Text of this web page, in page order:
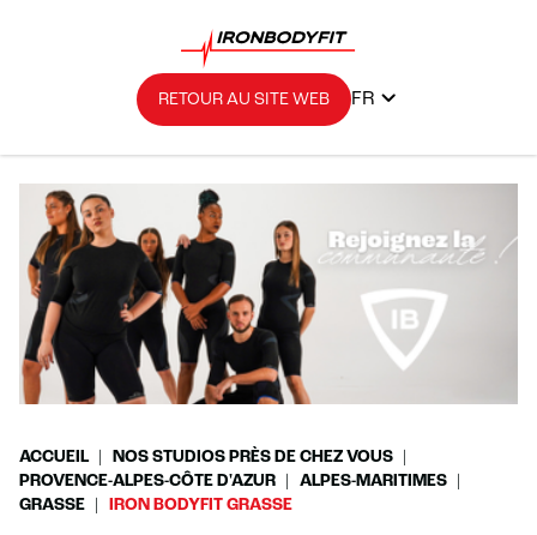
RETOUR AU SITE WEB FR
ACCUEIL
NOS STUDIOS PRÈS DE CHEZ VOUS
PROVENCE-ALPES-CÔTE D'AZUR
ALPES-MARITIMES
GRASSE
IRON BODYFIT GRASSE